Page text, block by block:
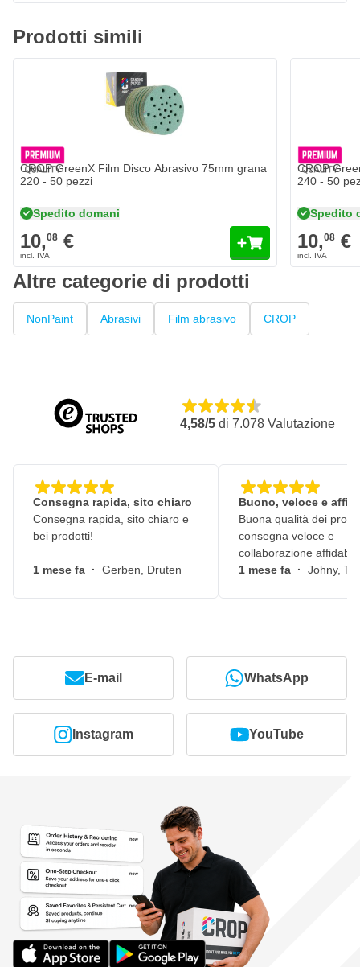
gamma di 20 diverse grane, c'è il disco perfetto per ogni lavoro.
P100
P120
P180
P220
P240
P280
P360
P600
P800
P1500
P2000
P3000
Caratteristiche dei dischi abrasivi CROP GreenX 75mm
Supporto flessibile che è resistente agli strappi per un uso
duraturo e intensivo
Unici 25 fori per la polvere nel supporto in film che non
Ampia gamma di granulometrie da P60 a P3000
Contiene un forte velcro per un'ottima adesione sulla tua mini
levigatrice con disco di supporto di 75mm
Universalmente utilizzabile per ogni lavoro di levigatura
Può essere utilizzato su tutti i materiali e superfici
Confezionato come set di 50 fogli per granulometria
Prodotti simili
CROP GreenX Film Disco Abrasivo 75mm grana
220 - 50 pezzi
Spedito domani
10,08 €
CROP
240 - 50
Spedito
10,08 €
Altre categorie di prodotti
NonPaint Abrasivi Film abrasivo CROP
4,58/5 di 7.078 Valutazione
Consegna rapida, sito chiaro
Consegna rapida, sito chiaro e
bei prodotti!
1 mese fa · Gerben, Druten
Buono, veloce e
Buona qualità dei
consegna veloce e
collaborazione
1 mese fa · Johny,
E-mail WhatsApp
Instagram YouTube